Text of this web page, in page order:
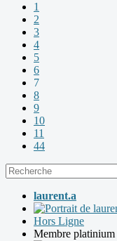
1
2
3
4
5
6
7
8
9
10
11
44
laurent.a
Hors Ligne
Membre platinium